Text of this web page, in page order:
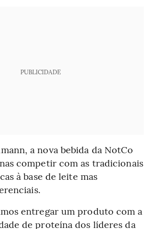
PUBLICIDADE
a nova bebida da NotCo
competir com as tradicionais
à base de leite mas
entregar um produto com a
de proteína dos líderes da